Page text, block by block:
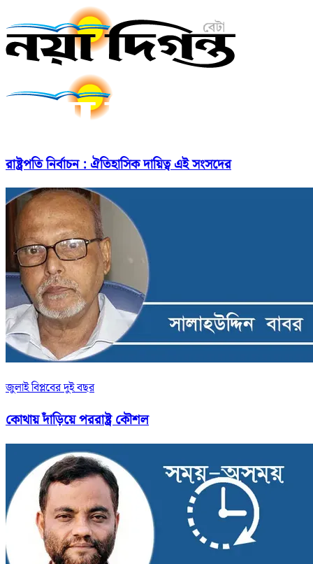
রাষ্ট্রপতি নির্বাচন : ঐতিহাসিক দায়িত্ব এই সংসদের
জুলাই বিপ্লবের দুই বছর
কোথায় দাঁড়িয়ে পররাষ্ট্র কৌশল